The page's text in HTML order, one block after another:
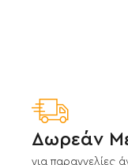
Δωρεάν
για παραγγελίες